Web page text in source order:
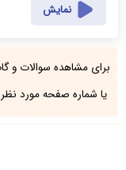
نمایش
برای مشاهده سوالات و
یا شماره صفحه مورد نظر